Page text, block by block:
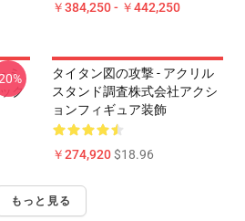
￥384,250 - ￥442,250
ミ
ク
タイタン図の攻撃 - アクリル
スタンド調査株式会社アクシ
ョンフィギュア装飾
￥274,920$18.96
もっと見る